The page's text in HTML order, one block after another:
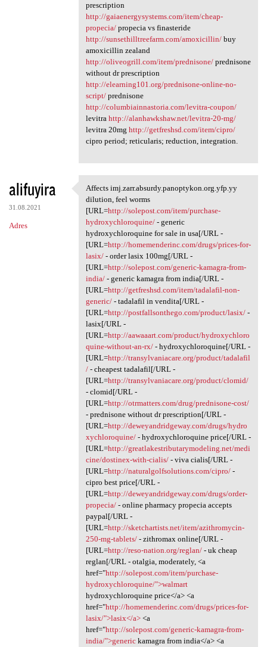
prescription
http://gaiaenergysystems.com/item/cheap-
propecia/propecia vs finasteride
http://sunsethilltreefarm.com/amoxicillin/buy
amoxicillin zealand
http://oliveogrill.com/item/prednisone/prednisone
without dr prescription
http://elearning101.org/prednisone-online-no-
script/prednisone
http://columbiainnastoria.com/levitra-coupon/
levitra http://alanhawkshaw.net/levitra-20-mg/
levitra 20mg http://getfreshsd.com/item/cipro/
cipro period; reticularis; reduction, integration.
alifuyira
31.08.2021
Adres
Affects imj.zarr.absurdy
Affects imj.zarr.absurdy.panoptykon.org.yfp.yy
dilution, feel worms
[URL=http://solepost.com/item/purchase-
hydroxychloroquine/- generic
hydroxychloroquine for sale in usa[/URL -
[URL=http://homemenderinc.com/drugs/prices-for-
lasix/- order lasix 100mg[/URL -
[URL=http://solepost.com/generic-kamagra-from-
india/- generic kamagra from india[/URL -
[URL=http://getfreshsd.com/item/tadalafil-non-
generic/- tadalafil in vendita[/URL -
[URL=http://postfallsonthego.com/product/lasix/-
lasix[/URL -
[URL=http://aawaaart.com/product/hydroxychloro
quine-without-an-rx/- hydroxychloroquine[/URL -
[URL=http://transylvaniacare.org/product/tadalafil
/- cheapest tadalafil[/URL -
[URL=http://transylvaniacare.org/product/clomid/
- clomid[/URL -
[URL=http://otrmatters.com/drug/prednisone-cost/
- prednisone without dr prescription[/URL -
[URL=http://deweyandridgeway.com/drugs/hydro
xychloroquine/- hydroxychloroquine price[/URL -
[URL=http://greatlakestributarymodeling.net/medi
cine/dostinex-with-cialis/- viva cialis[/URL -
[URL=http://naturalgolfsolutions.com/cipro/-
cipro best price[/URL -
[URL=http://deweyandridgeway.com/drugs/order-
propecia/- online pharmacy propecia accepts
paypal[/URL -
[URL=http://sketchartists.net/item/azithromycin-
250-mg-tablets/- zithromax online[/URL -
[URL=http://reso-nation.org/reglan/- uk cheap
reglan[/URL - otalgia, moderately, <a
href="http://solepost.com/item/purchase-
hydroxychloroquine/">walmart
hydroxychloroquine price</a> <a
href="http://homemenderinc.com/drugs/prices-for-
lasix/">lasix</a><a
href="http://solepost.com/generic-kamagra-from-
india/">generickamagra from india</a> <a